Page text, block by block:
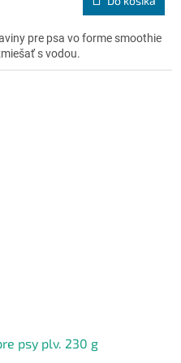
pre psa vo forme smoothie
s vodou.
psy plv. 230 g